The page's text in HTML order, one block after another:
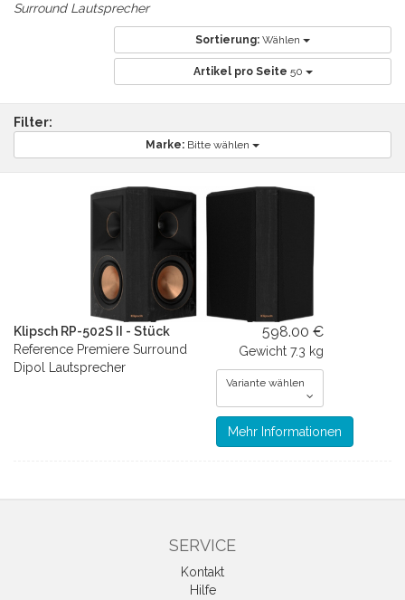
Surround Lautsprecher
Sortierung: Wählen
Artikel pro Seite 50
Filter:
Marke: Bitte wählen
Klipsch RP-502S II - Stück
Reference Premiere Surround
Dipol Lautsprecher
598.00 €
Gewicht 7.3 kg
Variante wählen
Mehr Informationen
SERVICE
Kontakt
Hilfe